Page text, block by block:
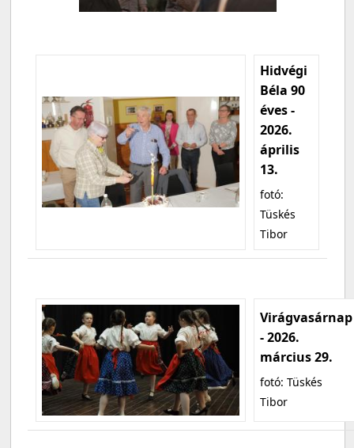
Hidvégi
Béla 90
éves -
2026.
április
13.
fotó:
Tüskés
Tibor
Virágvasárnap
- 2026.
március 29.
fotó: Tüskés
Tibor